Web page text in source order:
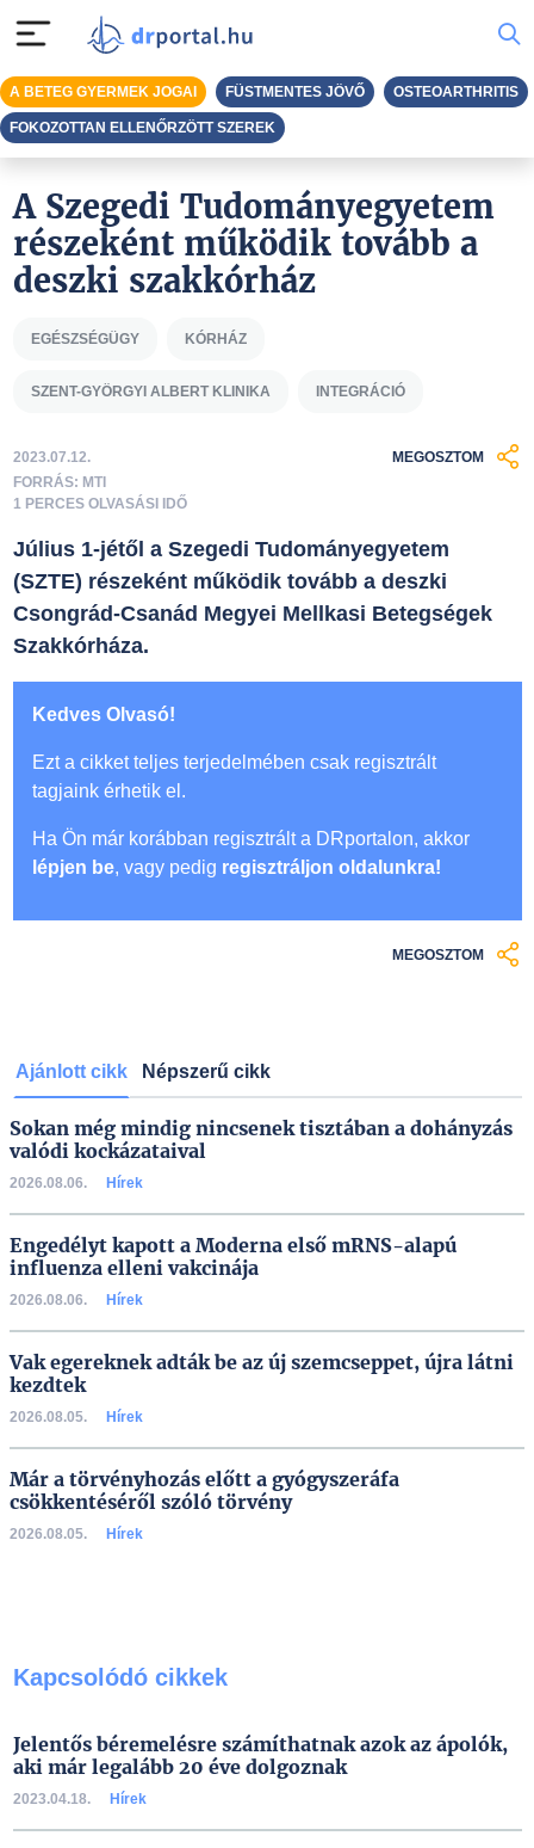
A Szegedi Tudományegyetem
részeként működik tovább a
deszki szakkórház
EGÉSZSÉGÜGY KÓRHÁZ
SZENT-GYÖRGYI ALBERT KLINIKA INTEGRÁCIÓ
2023.07.12.
FORRÁS: MTI
1 PERCES OLVASÁSI IDŐ
MEGOSZTOM
Július 1-jétől a Szegedi Tudományegyetem
(SZTE) részeként működik tovább a deszki
Csongrád-Csanád Megyei Mellkasi Betegségek
Szakkórháza.
Kedves Olvasó!
Ezt a cikket teljes terjedelmében csak regisztrált
tagjaink érhetik el.
Ha Ön már korábban regisztrált a DRportalon, akkor
lépjen be, vagy pedig regisztráljon oldalunkra!
MEGOSZTOM
Ajánlott cikk Népszerű cikk
Sokan még mindig nincsenek tisztában a dohányzás
valódi kockázataival
2026.08.06. Hírek
Engedélyt kapott a Moderna első mRNS-alapú
influenza elleni vakcinája
2026.08.06. Hírek
Vak egereknek adták be az új szemcseppet, újra látni
kezdtek
2026.08.05. Hírek
Már a törvényhozás előtt a gyógyszeráfa
csökkentéséről szóló törvény
2026.08.05. Hírek
Kapcsolódó cikkek
Jelentős béremelésre számíthatnak azok az ápolók,
aki már legalább 20 éve dolgoznak
2023.04.18. Hírek
A BETEG GYERMEK JOGAI FÜSTMENTES JÖVŐ OSTEOARTHRITIS
FOKOZOTTAN ELLENŐRZÖTT SZEREK